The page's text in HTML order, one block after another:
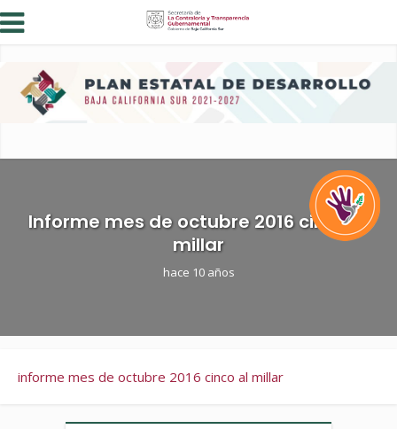
Informe mes de octubre 2016 cinco al
millar
hace 10 años
informe mes de octubre 2016 cinco al millar